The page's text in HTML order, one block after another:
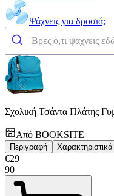
Ψάχνεις για δροσιά;
Σχολική Τσάντα Πλάτης
Από BOOKSITE
Περιγραφή Χαρακτηριστικά
€29
90